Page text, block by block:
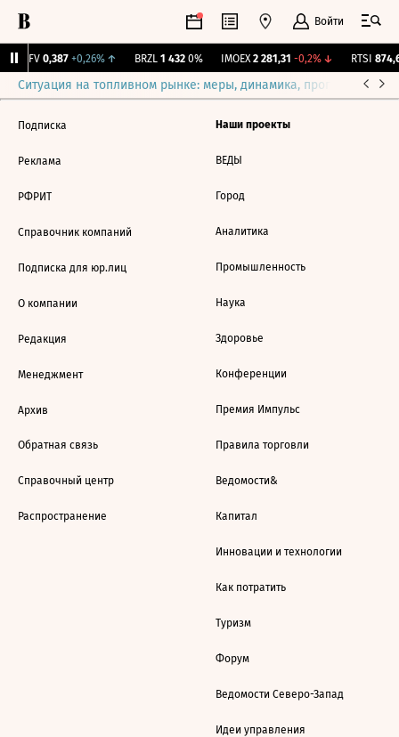
Войти
ELFV 0,387 +0,26%↑ BRZL 1 432 0% IMOEX 2 281,31 -0,2%↓ RTSI
Ситуация на топливном рынке: меры, динамика, прогнозы
Подписка
Реклама
РФРИТ
Справочник компаний
Подписка для юр.лиц
О компании
Редакция
Менеджмент
Архив
Обратная связь
Справочный центр
Распространение
Наши проекты
ВЕДЫ
Город
Аналитика
Промышленность
Наука
Здоровье
Конференции
Премия Импульс
Правила торговли
Ведомости&
Капитал
Инновации и технологии
Как потратить
Туризм
Форум
Ведомости Северо-Запад
Идеи управления